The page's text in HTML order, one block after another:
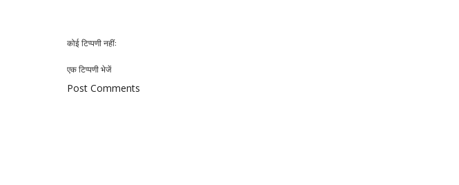
कोई टिप्पणी नहीं:
एक टिप्पणी भेजें
Post Comments